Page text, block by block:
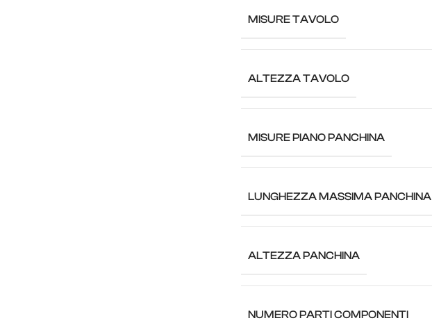
MISURE TAVOLO
ALTEZZA TAVOLO
MISURE PIANO PANCHINA
LUNGHEZZA MASSIMA PANCHINA
ALTEZZA PANCHINA
NUMERO PARTI COMPONENTI